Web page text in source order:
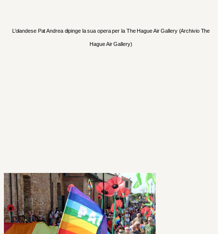
L’olandese Pat Andrea dipinge la sua opera per la The Hague Air Gallery (Archivio The
Hague Air Gallery)